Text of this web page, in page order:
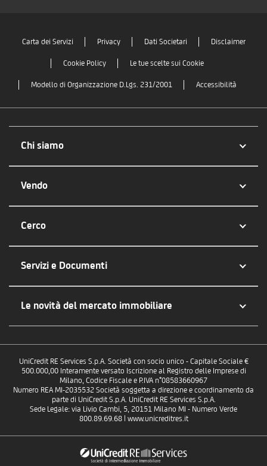
Carta dei Servizi Privacy Dati Societari Disclaimer
Cookie Policy Le tue scelte sui Cookie
Modello di Organizzazione D.Lgs. 231/2001 Accessibilità
Chi siamo
Vendo
Cerco
Servizi e Documenti
Le novità del mercato immobiliare
UniCredit RE Services S.p.A. Società con socio unico - Capitale Sociale €
500.000,00 Interamente versato Iscrizione al Registro delle Imprese di
Milano, Codice Fiscale e P.IVA n°08583660967
Numero REA MI-2035532 Società soggetta a direzione e coordinamento da
parte di UniCredit S.p.A. UniCredit RE Services S.p.A.
Sede Legale: via Livio Cambi, 5, 20151 Milano MI - Numero Verde
800.89.69.68 | www.unicreditres.it